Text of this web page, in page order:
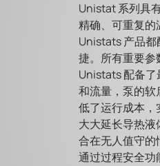
Unistat 系列具
精确、可重复
Unistats 产品都
捷。所有重要
Unistats 配备了
和流量，泵的
低了运行成本
大大延长导热
合在无人值守
通过过程安全功